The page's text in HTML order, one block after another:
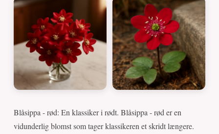
Blåsippa - rød: En klassiker i rødt. Blåsippa - rød er en
vidunderlig blomst som tager klassikeren et skridt længere.